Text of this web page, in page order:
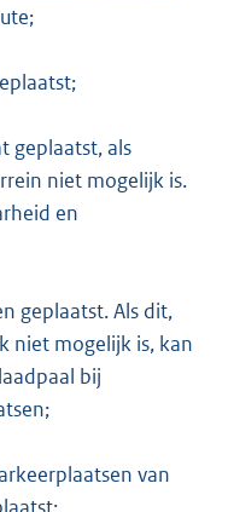
geplaatst, als
niet mogelijk is.
en
geplaatst. Als dit,
niet mogelijk is, kan
bij
van